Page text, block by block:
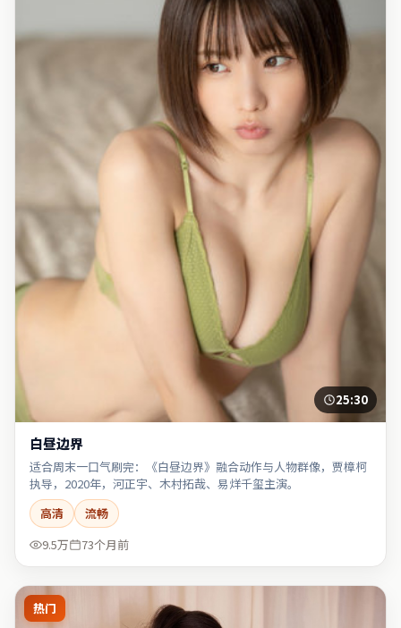
25:30
白昼边界
适合周末一口气刷完：《白昼边界》融合动作与人物群像，贾樟柯
执导，2020年，河正宇、木村拓哉、易烊千玺主演。
高清
流畅
9.5万
73个月前
热门